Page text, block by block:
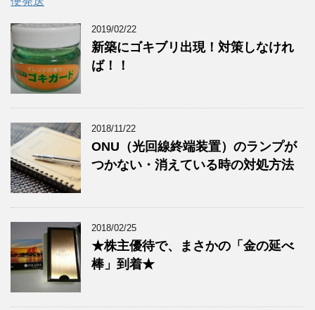
2019/02/22
新築にゴキブリ出現！対策しなけれ
ば！！
2018/11/22
ONU（光回線終端装置）のランプが
つかない・消えている時の対処方法
2018/02/25
★株主優待で、まさかの「金の延べ
棒」到着★